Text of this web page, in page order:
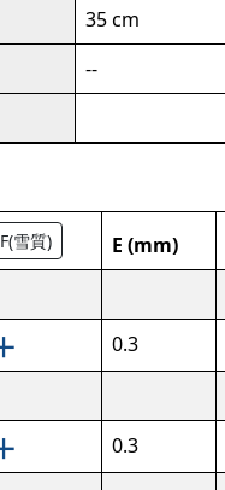
35 cm
--
F(雪質) E (mm)
0.3
0.3